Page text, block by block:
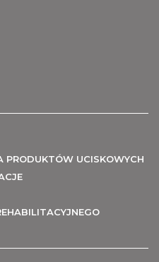
PRODUKTÓW UCISKOWYCH